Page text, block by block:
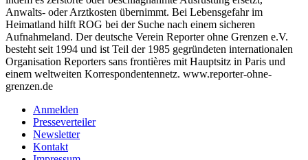
Anwalts- oder Arztkosten übernimmt. Bei Lebensgefahr im
Heimatland hilft ROG bei der Suche nach einem sicheren
Aufnahmeland. Der deutsche Verein Reporter ohne Grenzen e.V.
besteht seit 1994 und ist Teil der 1985 gegründeten internationalen
Organisation Reporters sans frontières mit Hauptsitz in Paris und
einem weltweiten Korrespondentennetz. www.reporter-ohne-
grenzen.de
Anmelden
Presseverteiler
Newsletter
Kontakt